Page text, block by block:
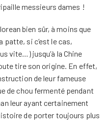
messieurs dames !
bien sûr, à moins que
patte, si c’est le cas,
vite…) jusqu’à la Chine
tire son origine. En effet,
de leur fameuse
de chou fermenté pendant
leur ayant certainement
de porter toujours plus